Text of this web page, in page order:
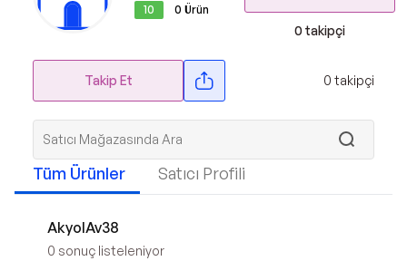
10 0 Ürün
0 takipçi
Takip Et 0 takipçi
Tüm Ürünler Satıcı Profili
AkyolAv38
0 sonuç listeleniyor